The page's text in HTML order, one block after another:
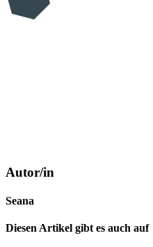
Autor/in
Seana
Diesen Artikel gibt es auch auf